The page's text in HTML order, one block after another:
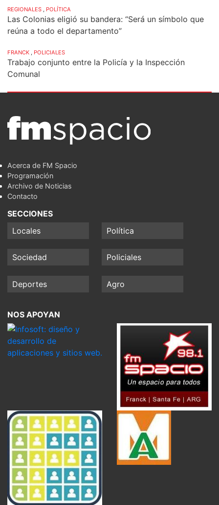
REGIONALES , POLÍTICA
Las Colonias eligió su bandera: “Será un símbolo que
reúna a todo el departamento”
FRANCK , POLICIALES
Trabajo conjunto entre la Policía y la Inspección
Comunal
Acerca de FM Spacio
Programación
Archivo de Noticias
Contacto
SECCIONES
Locales
Política
Sociedad Policiales
Deportes Agro
NOS APOYAN